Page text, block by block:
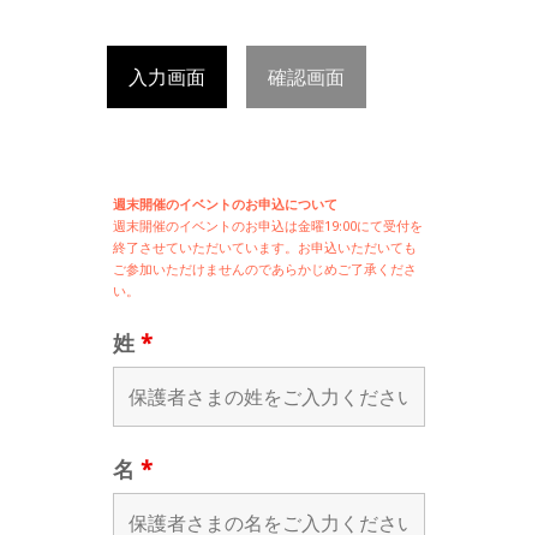
入力画面 確認画面
週末開催のイベントのお申込について
週末開催のイベントのお申込は金曜19:00にて受付を
終了させていただいています。お申込いただいても
ご参加いただけませんのであらかじめご了承くださ
い。
姓 *
名 *